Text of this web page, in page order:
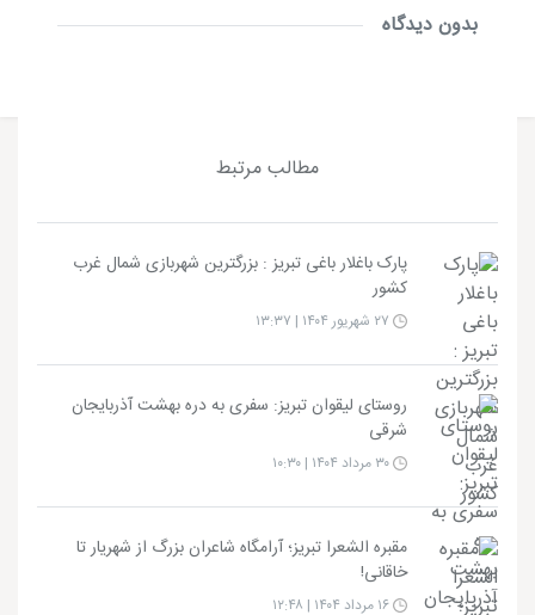
بدون دیدگاه
مطالب مرتبط
پارک باغلار باغی تبریز : بزرگترین شهربازی شمال غرب
کشور
روستای لیقوان تبریز: سفری به دره بهشت آذربایجان
شرقی
مقبره الشعرا تبریز؛ آرامگاه شاعران بزرگ از شهریار تا
خاقانی!